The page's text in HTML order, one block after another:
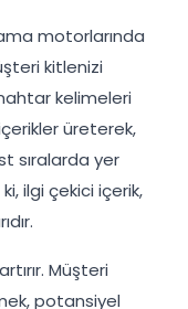
motorlarında
kitlenizi
kelimeleri
üreterek,
sıralarda yer
ilgi çekici içerik,
Müşteri
potansiyel